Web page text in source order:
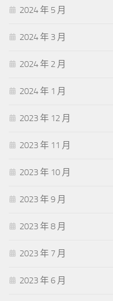
2024 年 5 月
2024 年 3 月
2024 年 2 月
2024 年 1 月
2023 年 12 月
2023 年 11 月
2023 年 10 月
2023 年 9 月
2023 年 8 月
2023 年 7 月
2023 年 6 月